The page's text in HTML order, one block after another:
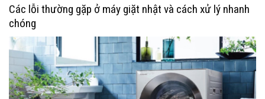
Các lỗi thường gặp ở máy giặt nhật và cách xử lý nhanh
chóng